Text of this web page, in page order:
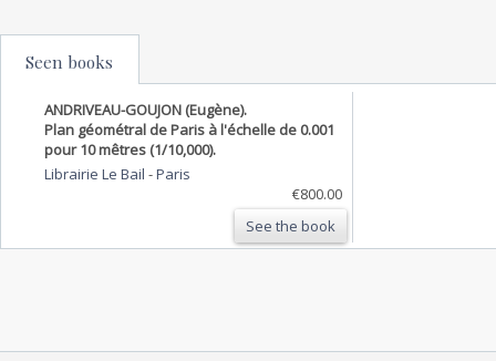
Seen books
ANDRIVEAU-GOUJON (Eugène).
Plan géométral de Paris à l'échelle de 0.001
pour 10 mêtres (1/10,000).
Librairie Le Bail -Paris
€800.00
See the book